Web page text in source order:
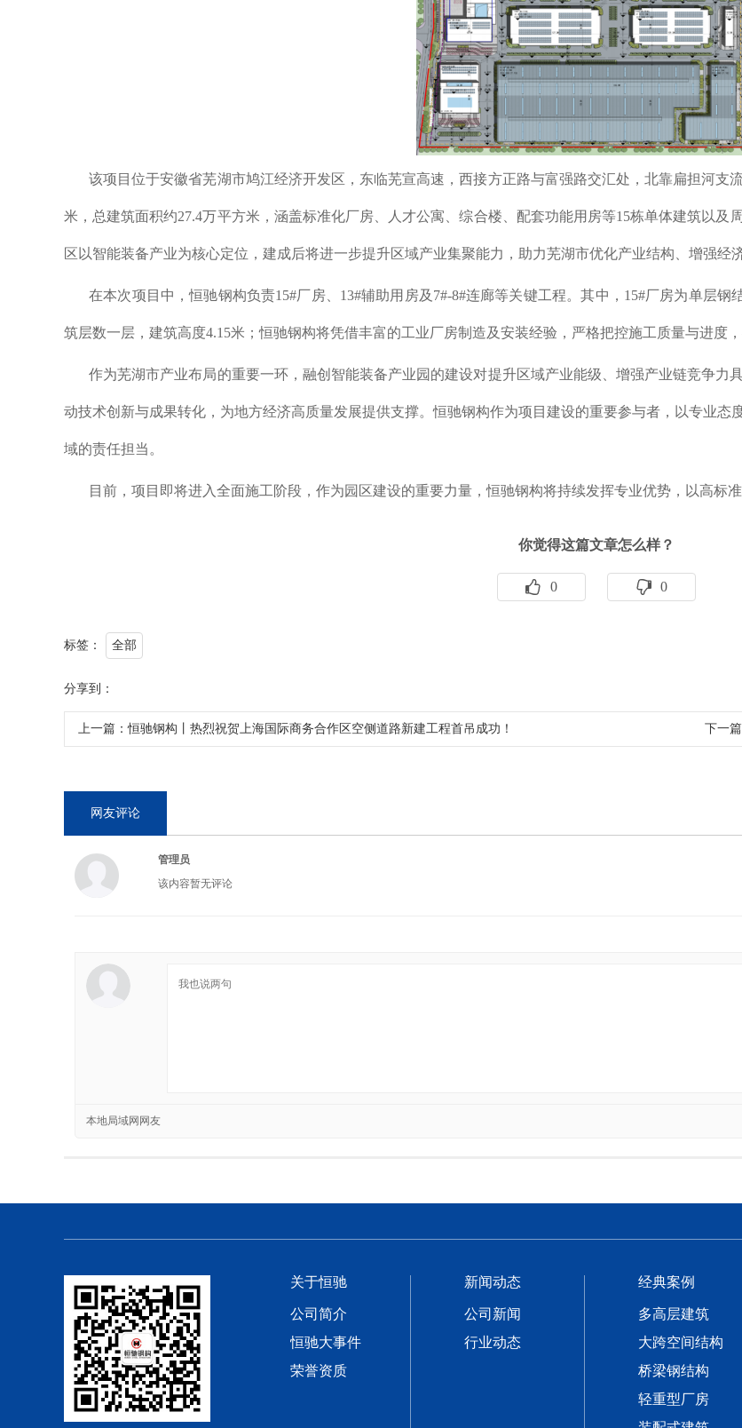
该项目位于安徽省芜湖市鸠江经济开发区，东临芜宣高速，西接方正路与富强路交汇处，北靠扁担河支
米，总建筑面积约27.4万平方米，涵盖标准化厂房、人才公寓、综合楼、配套功能用房等15栋单体建筑以
区以智能装备产业为核心定位，建成后将进一步提升区域产业集聚能力，助力芜湖市优化产业结构、增强经济
在本次项目中，恒驰钢构负责15#厂房、13#辅助用房及7#-8#连廊等关键工程。其中，15#厂房为单层
筑层数一层，建筑高度4.15米；恒驰钢构将凭借丰富的工业厂房制造及安装经验，严格把控施工质量与进度，
作为芜湖市产业布局的重要一环，融创智能装备产业园的建设对提升区域产业能级、增强产业链竞争力
动技术创新与成果转化，为地方经济高质量发展提供支撑。恒驰钢构作为项目建设的重要参与者，以专业态
域的责任担当。
目前，项目即将进入全面施工阶段，作为园区建设的重要力量，恒驰钢构将持续发挥专业优势，以高标
你觉得这篇文章怎么样？
0 0
标签： 全部
分享到：
上一篇：恒驰钢构丨热烈祝贺上海国际商务合作区空侧道路新建工程首吊成功！ 下一
网友评论
管理员
该内容暂无评论
本地局域网网友
关于恒驰
公司简介
恒驰大事件
荣誉资质
新闻动态
公司新闻
行业动态
经典案例
多高层建筑
大跨空间结构
桥梁钢结构
轻重型厂房